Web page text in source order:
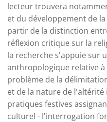
lecteur trouvera
et du développement de
partir de la distinction
réflexion critique sur la
la recherche s'appuie sur
anthropologique relative à
problème de la
et de la nature de
pratiques festives
culturel - l'interrogation